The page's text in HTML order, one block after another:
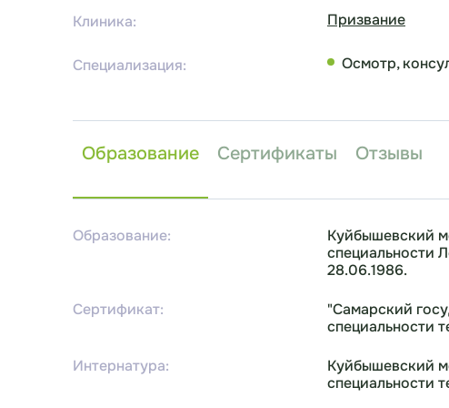
Клиника: Призвание
Специализация: Осмотр,
Образование Сертификаты Отзывы
Образование:
Куйбышевский
специальности
28.06.1986.
Сертификат:
"Самарский
специальности
Интернатура:
Куйбышевский
специальности